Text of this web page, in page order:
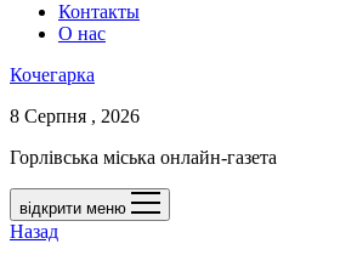
Контакты
О нас
Кочегарка
8 Серпня , 2026
Горлівська міська онлайн-газета
відкрити меню
Назад